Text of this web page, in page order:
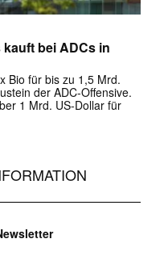
bei ADCs in
Bio für bis zu 1,5 Mrd.
der ADC-Offensive.
1 Mrd. US-Dollar für